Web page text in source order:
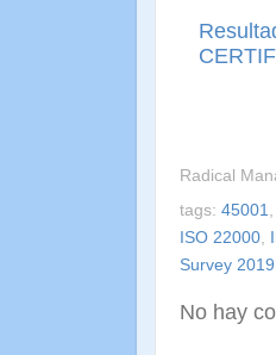
Radical
tags: 45001,
ISO 22000,
Survey 2019
No hay